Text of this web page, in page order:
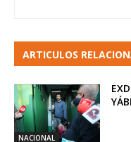
ARTICULOS
NACIONAL